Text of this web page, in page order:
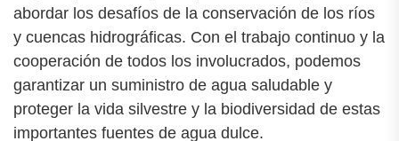
abordar los desafíos de la conservación de los ríos
y cuencas hidrográficas. Con el trabajo continuo y la
cooperación de todos los involucrados, podemos
garantizar un suministro de agua saludable y
proteger la vida silvestre y la biodiversidad de estas
importantes fuentes de agua dulce.